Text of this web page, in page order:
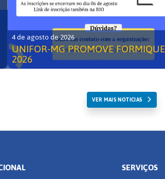
4 de agosto de 2026
UNIFOR-MG PROMOVE
2026
VER MAIS NOTICIAS
SERVIÇOS